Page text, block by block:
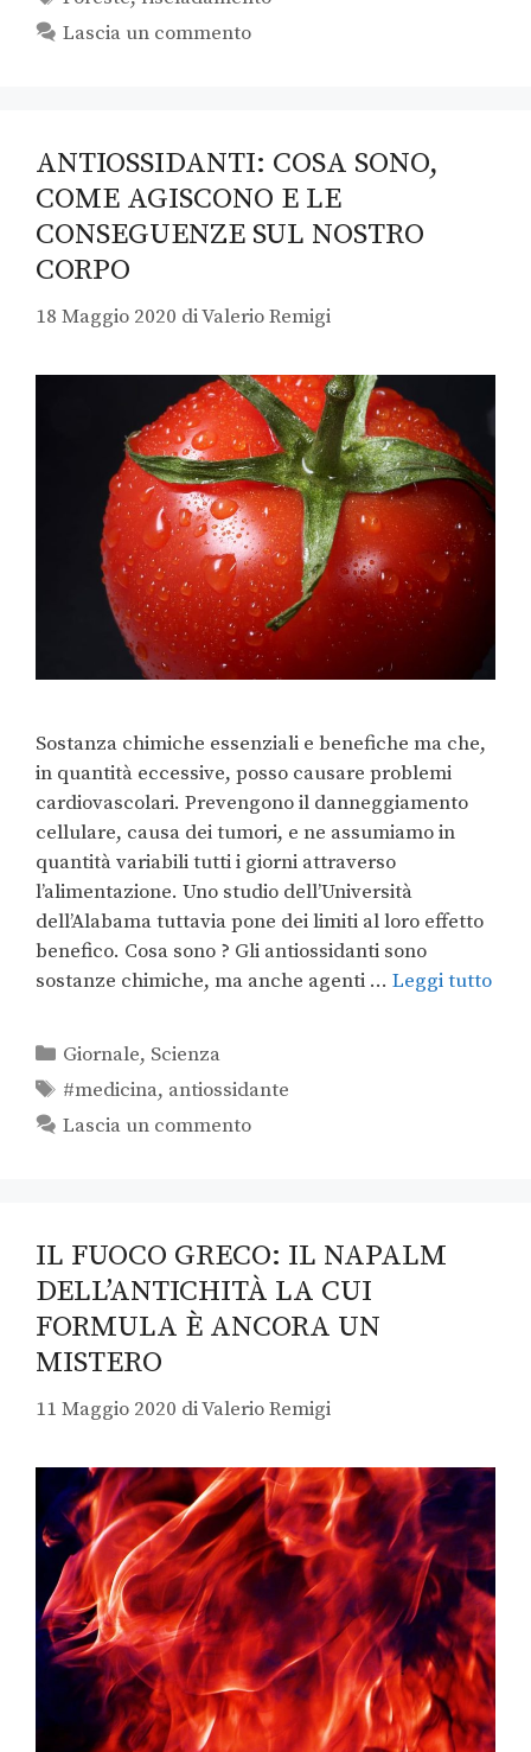
Lascia un commento
ANTIOSSIDANTI: COSA SONO,
COME AGISCONO E LE
CONSEGUENZE SUL NOSTRO
CORPO
18 Maggio 2020 diValerio Remigi
Sostanza chimiche essenziali e benefiche ma che,
in quantità eccessive, posso causare problemi
cardiovascolari. Prevengono il danneggiamento
cellulare, causa dei tumori, e ne assumiamo in
quantità variabili tutti i giorni attraverso
l’alimentazione. Uno studio dell’Università
dell’Alabama tuttavia pone dei limiti al loro effetto
benefico. Cosa sono ? Gli antiossidanti sono
sostanze chimiche, ma anche agenti … Leggi tutto
Giornale, Scienza
#medicina, antiossidante
Lascia un commento
IL FUOCO GRECO: IL NAPALM
DELL’ANTICHITÀ LA CUI
FORMULA È ANCORA UN
MISTERO
11 Maggio 2020 diValerio Remigi